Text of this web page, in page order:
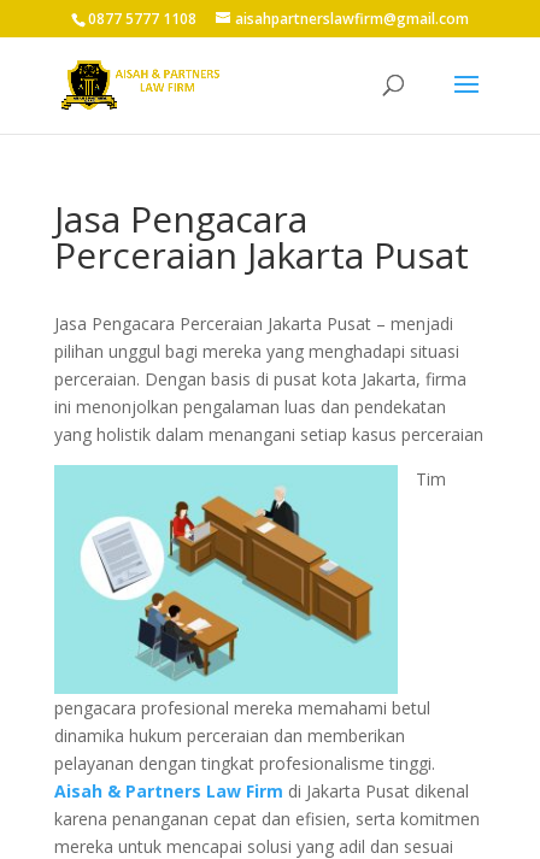
0877 5777 1108 aisahpartnerslawfirm@gmail.com
Jasa Pengacara
Perceraian Jakarta Pusat
Jasa Pengacara Perceraian Jakarta Pusat – menjadi
pilihan unggul bagi mereka yang menghadapi situasi
perceraian. Dengan basis di pusat kota Jakarta, firma
ini menonjolkan pengalaman luas dan pendekatan
yang holistik dalam menangani setiap kasus perceraian
Tim
pengacara profesional mereka memahami betul
dinamika hukum perceraian dan memberikan
pelayanan dengan tingkat profesionalisme tinggi.
Aisah & Partners Law Firm di Jakarta Pusat dikenal
karena penanganan cepat dan efisien, serta komitmen
mereka untuk mencapai solusi yang adil dan sesuai